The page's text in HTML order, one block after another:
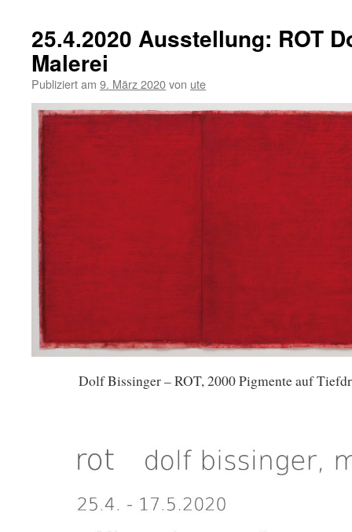
25.4.2020 Ausstellung: ROT
Malerei
Publiziert am 9. März 2020von ute
Dolf Bissinger – ROT, 2000 Pigmente auf